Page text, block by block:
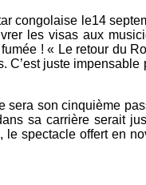
congolaise le14
les visas aux
! « Le retour du
C’est juste impensable
sera son cinquième
sa carrière serait
spectacle offert en